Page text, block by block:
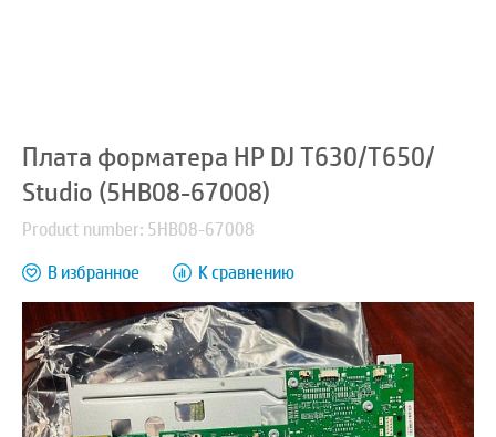
Плата форматера HP DJ T630/T650/
Studio (5HB08-67008)
Product number: 5HB08-67008
В избранное
К сравнению